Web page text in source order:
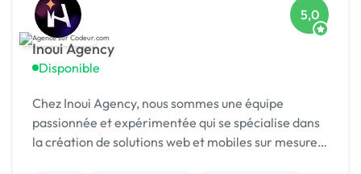
Inoui Agency
Disponible
5,0
Chez Inoui Agency, nous sommes une équipe
passionnée et expérimentée qui se spécialise dans
la création de solutions web et mobiles sur mesure.